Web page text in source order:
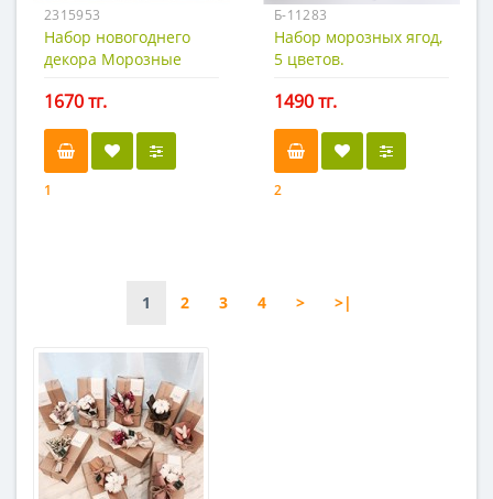
2315953
Набор новогоднего
декора Морозные
1670 тг.
1
Б-11283
Набор морозных ягод,
5 цветов.
1490 тг.
2
1 2 3 4 > >|